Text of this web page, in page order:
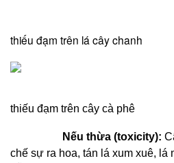
Triệu
thiếu đạm trên lá cây chanh
Triệu
thiếu đạm trên cây cà phê
Nếu thừa (toxicity):
chế sự ra hoa, tán lá xum xuê, lá